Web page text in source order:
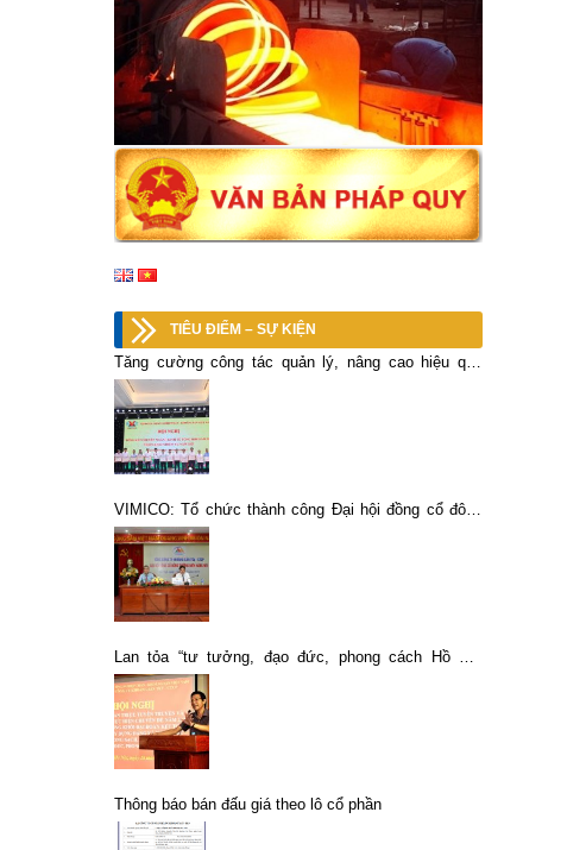
TIÊU ĐIỂM – SỰ KIỆN
Tăng cường công tác quản lý, nâng cao hiệu quả
các lĩnh vực chuyên ngành kinh tế tổng hợp
VIMICO: Tổ chức thành công Đại hội đồng cổ đông
thường niên năm 2021
Lan tỏa “tư tưởng, đạo đức, phong cách Hồ Chí
Minh” trong cán bộ, đảng viên VIMICO
Thông báo bán đấu giá theo lô cổ phần